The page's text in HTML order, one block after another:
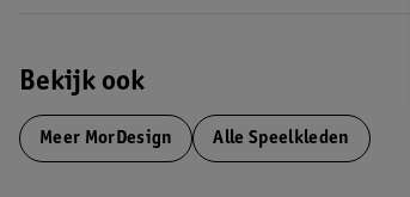
Bekijk ook
Meer MorDesign Alle Speelkleden